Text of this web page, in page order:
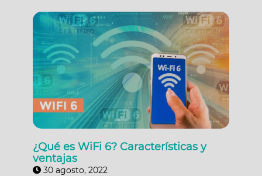
¿Qué es WiFi 6? Características y
ventajas
30 agosto, 2022